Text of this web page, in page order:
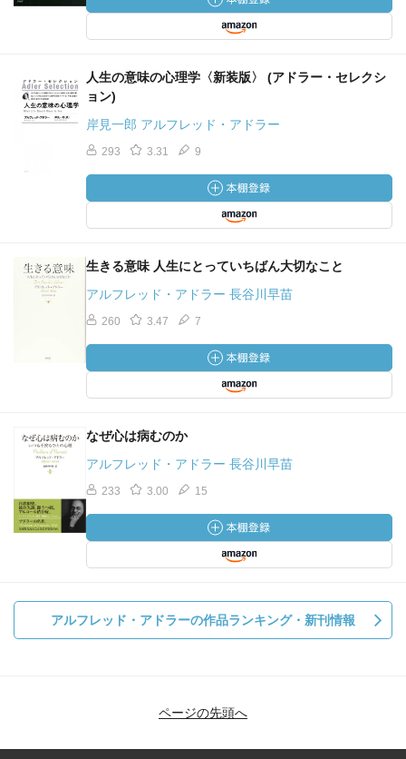
人生の意味の心理学〈新装版〉 (アドラー・セレクシ
ョン)
岸見一郎 アルフレッド・アドラー
293 3.31 9
生きる意味 人生にとっていちばん大切なこと
アルフレッド・アドラー 長谷川早苗
260 3.47 7
なぜ心は病むのか
アルフレッド・アドラー 長谷川早苗
233 3.00 15
アルフレッド・アドラーの作品ランキング・新刊情報
ページの先頭へ